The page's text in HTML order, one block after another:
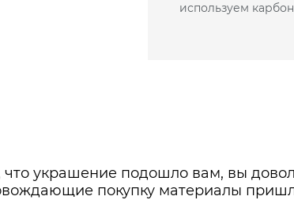
используем
украшение подошло вам, вы
покупку материалы